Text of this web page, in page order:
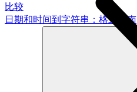
比较
日期和时间到字符串：格式指南